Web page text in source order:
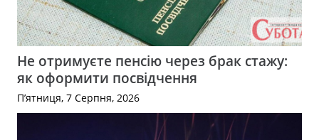
Не отримуєте пенсію через брак стажу:
як оформити посвідчення
П’ятниця, 7 Серпня, 2026